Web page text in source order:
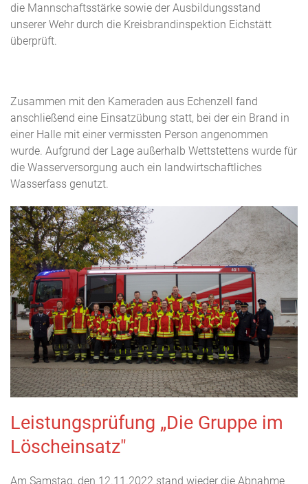
die Mannschaftsstärke sowie der Ausbildungsstand
unserer Wehr durch die Kreisbrandinspektion Eichstätt
überprüft.
Zusammen mit den Kameraden aus Echenzell fand
anschließend eine Einsatzübung statt, bei der ein Brand in
einer Halle mit einer vermissten Person angenommen
wurde. Aufgrund der Lage außerhalb Wettstettens wurde für
die Wasserversorgung auch ein landwirtschaftliches
Wasserfass genutzt.
Leistungsprüfung „Die Gruppe im
Löscheinsatz"
Am Samstag, den 12.11.2022 stand wieder die Abnahme